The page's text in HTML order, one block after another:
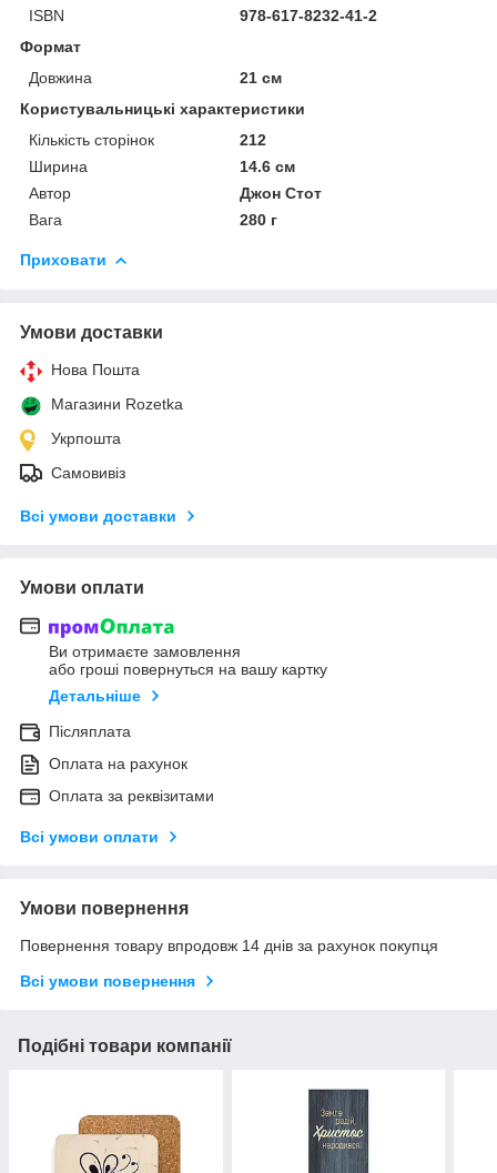
ISBN
978-617-8232-41-2
Формат
Довжина
21 см
Користувальницькі характеристики
Кількість сторінок
212
Ширина
14.6 см
Автор
Джон Стот
Вага
280 г
Приховати
Умови доставки
Нова Пошта
Магазини Rozetka
Укрпошта
Самовивіз
Всі умови доставки
Умови оплати
Ви отримаєте замовлення
або гроші повернуться на вашу картку
Детальніше
Післяплата
Оплата на рахунок
Оплата за реквізитами
Всі умови оплати
Умови повернення
Повернення товару впродовж 14 днів за рахунок покупця
Всі умови повернення
Подібні товари компанії